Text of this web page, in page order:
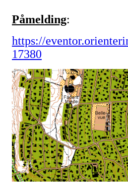
Påmelding:
https://
17380